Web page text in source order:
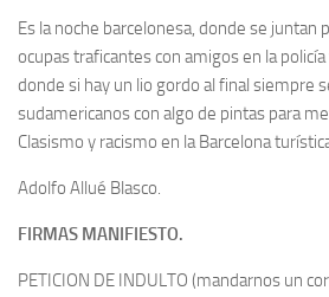
Es la noche barcelonesa, donde se juntan
ocupas traficantes con amigos en la
donde si hay un lio gordo al final siempre
sudamericanos con algo de pintas para
Clasismo y racismo en la Barcelona
Adolfo Allué Blasco.
FIRMAS MANIFIESTO.
PETICION DE INDULTO (mandarnos un